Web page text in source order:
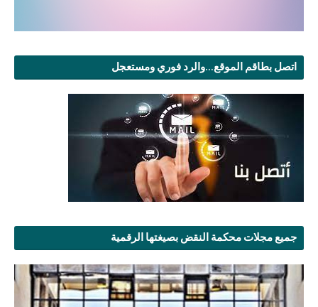
اتصل بطاقم الموقع...والرد فوري ومستعجل
جميع مجلات محكمة النقض بصيغتها الرقمية